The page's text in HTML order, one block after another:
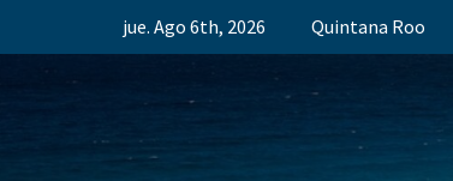
jue. Ago 6th, 2026 Quintana Roo